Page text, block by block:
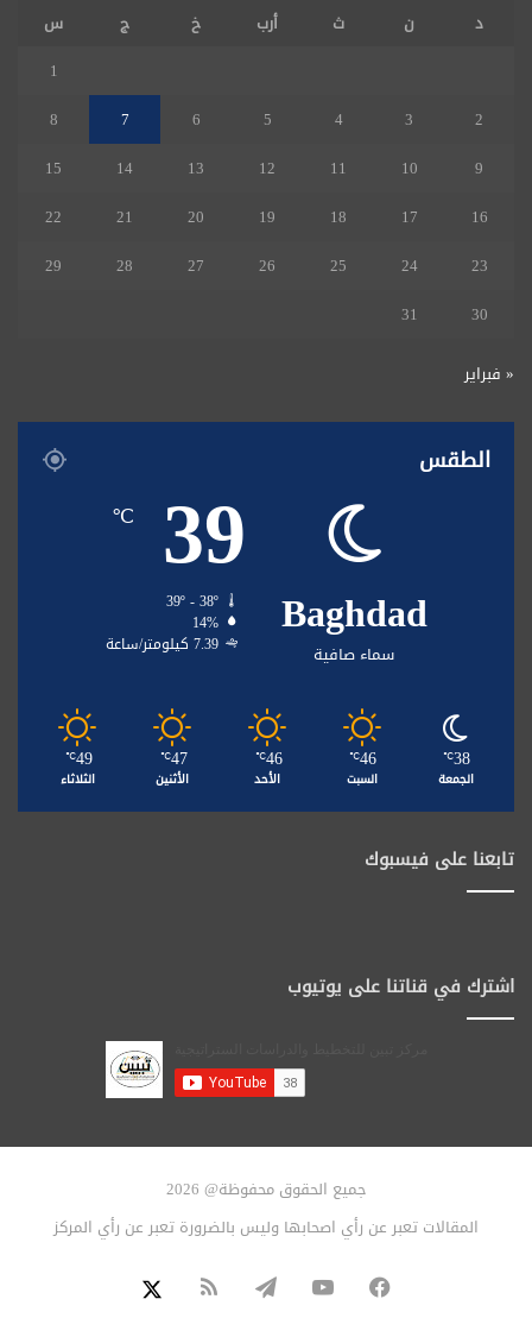
د
ن ث أرب خ ج
س
1
2
3
4
5
6
7
8
9
10
11
12
13
14
15
16
17
18
19
20
21
22
23
24
25
26
27
28
29
30
31
« فبراير
الطقس
Baghdad
سماء صافية
39
℃
39º - 38º
14%
7.39 كيلومتر/ساعة
38
℃
الجمعة
46
℃
السبت
46
℃
الأحد
47
℃
الأثنين
49
℃
الثلاثاء
تابعنا على فيسبوك
اشترك في قناتنا على يوتيوب
جميع الحقوق محفوظة@ 2026
المقالات تعبر عن رأي اصحابها وليس بالضرورة تعبر عن رأي المركز
فيسبوكيوتيوبتيلقرامملخص